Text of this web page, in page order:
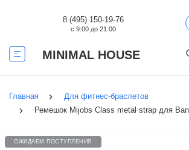
MINIMAL HOUSE
8 (495) 150-19-76
с 9:00 до 21:00
Главная
Для фитнес-браслетов
Ремешок Mijobs Class metal strap для
ОЖИДАЕМ ПОСТУПЛЕНИЯ